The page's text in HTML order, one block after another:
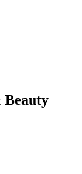
Beauty